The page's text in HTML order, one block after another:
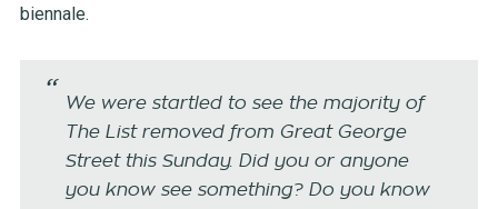
biennale.
We were startled to see the majority of
The List removed from Great George
Street this Sunday. Did you or anyone
you know see something? Do you know